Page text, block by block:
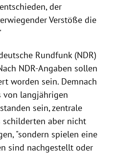
der
Verstöße die
Rundfunk (NDR)
NDR-Angaben sollen
worden sein. Demnach
von langjährigen
sein, zentrale
schilderten aber nicht
"sondern spielen eine
sind nachgestellt oder